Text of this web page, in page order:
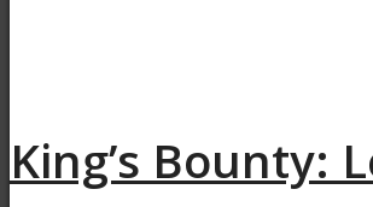
King’s Bounty: